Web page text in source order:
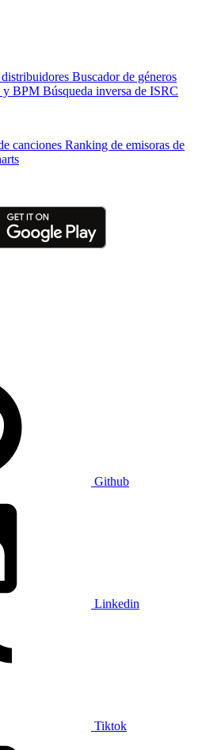
Buscador de géneros
y BPM Búsqueda inversa de ISRC
canciones Ranking de emisoras de
Github
Linkedin
Tiktok